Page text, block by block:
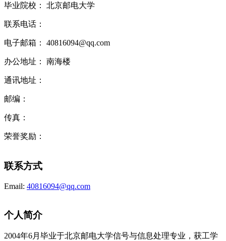
毕业院校： 北京邮电大学
联系电话：
电子邮箱： 40816094@qq.com
办公地址： 南海楼
通讯地址：
邮编：
传真：
荣誉奖励：
联系方式
Email: 40816094@qq.com
个人简介
2004年6月毕业于北京邮电大学信号与信息处理专业，获工学